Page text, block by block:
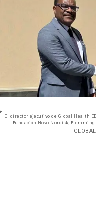
El director ejecutivo de Global Health
Fundación Novo Nordisk,
-